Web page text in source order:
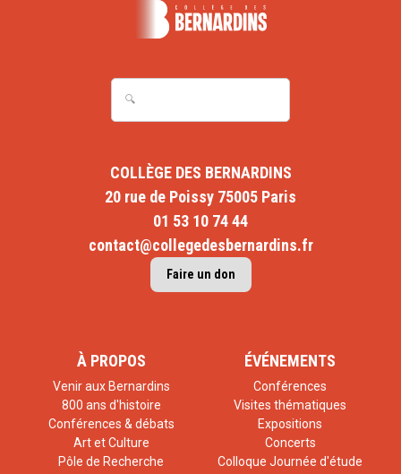
COLLÈGE DES BERNARDINS
20 rue de Poissy 75005 Paris
01 53 10 74 44
contact@collegedesbernardins.fr
Faire un don
À PROPOS
Venir aux Bernardins
800 ans d'histoire
Conférences & débats
Art et Culture
Pôle de Recherche
ÉVÉNEMENTS
Conférences
Visites thématiques
Expositions
Concerts
Colloque Journée d'étude